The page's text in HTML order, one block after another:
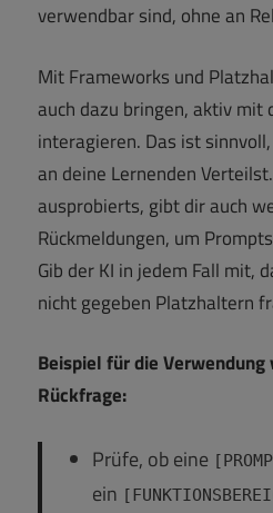
verwendbar sind, ohne an
Mit Frameworks und
auch dazu bringen, aktiv mit
interagieren. Das ist
an deine Lernenden
ausprobierts, gibt dir auch
Rückmeldungen, um
Gib der KI in jedem Fall mit,
nicht gegeben Platzhaltern
Beispiel für die
Rückfrage:
Prüfe, ob eine
ein